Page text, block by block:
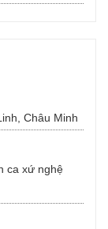
Châu Minh
ca xứ nghệ